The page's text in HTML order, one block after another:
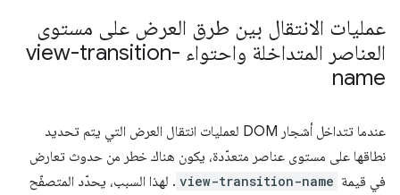
عمليات الانتقال بين طرق العرض على مستوى
العناصر المتداخلة واحتواء view-transition-
name
عندما تتداخل أشجار DOM لعمليات انتقال العرض التي يتم تحديد
نطاقها على مستوى عناصر متعدّدة، يكون هناك خطر من حدوث تعارض
في قيمة view-transition-name . لهذا السبب، يحدّد المتصفّح